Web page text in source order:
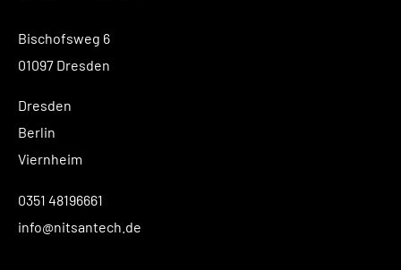
Bischofsweg 6
01097 Dresden
Dresden
Berlin
Viernheim
0351 48196661
info@nitsantech.de